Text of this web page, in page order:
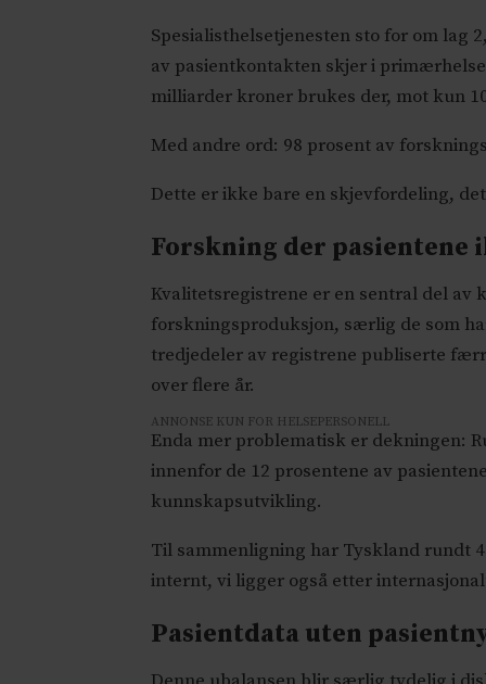
Spesialisthelsetjenesten sto for om lag
av pasientkontakten skjer i
milliarder kroner brukes der, mot kun
Med andre ord: 98 prosent av
Dette er ikke bare en skjevfordeling,
Forskning der pasientene
Kvalitetsregistrene er en sentral del av
forskningsproduksjon, særlig de som
tredjedeler av registrene publiserte
over flere år.
ANNONSE KUN FOR HELSEPERSONELL
Enda mer problematisk er dekningen:
innenfor de 12 prosentene av
kunnskapsutvikling.
Til sammenligning har Tyskland rundt
internt, vi ligger også etter
Pasientdata uten